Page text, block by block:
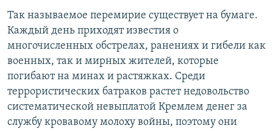
Так называемое перемирие существует на бумаге.
Каждый день приходят известия о
многочисленных обстрелах, ранениях и гибели как
военных, так и мирных жителей, которые
погибают на минах и растяжках. Среди
террористических батраков растет недовольство
систематической невыплатой Кремлем денег за
службу кровавому молоху войны, поэтому они